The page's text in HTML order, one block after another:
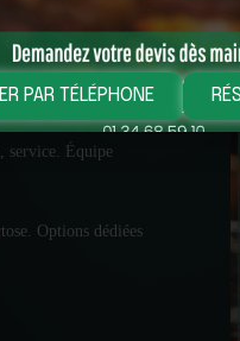
:
tous les lieux :
d’accès,
service. Équipe
Options dédiées
PAR TÉLÉPHONE